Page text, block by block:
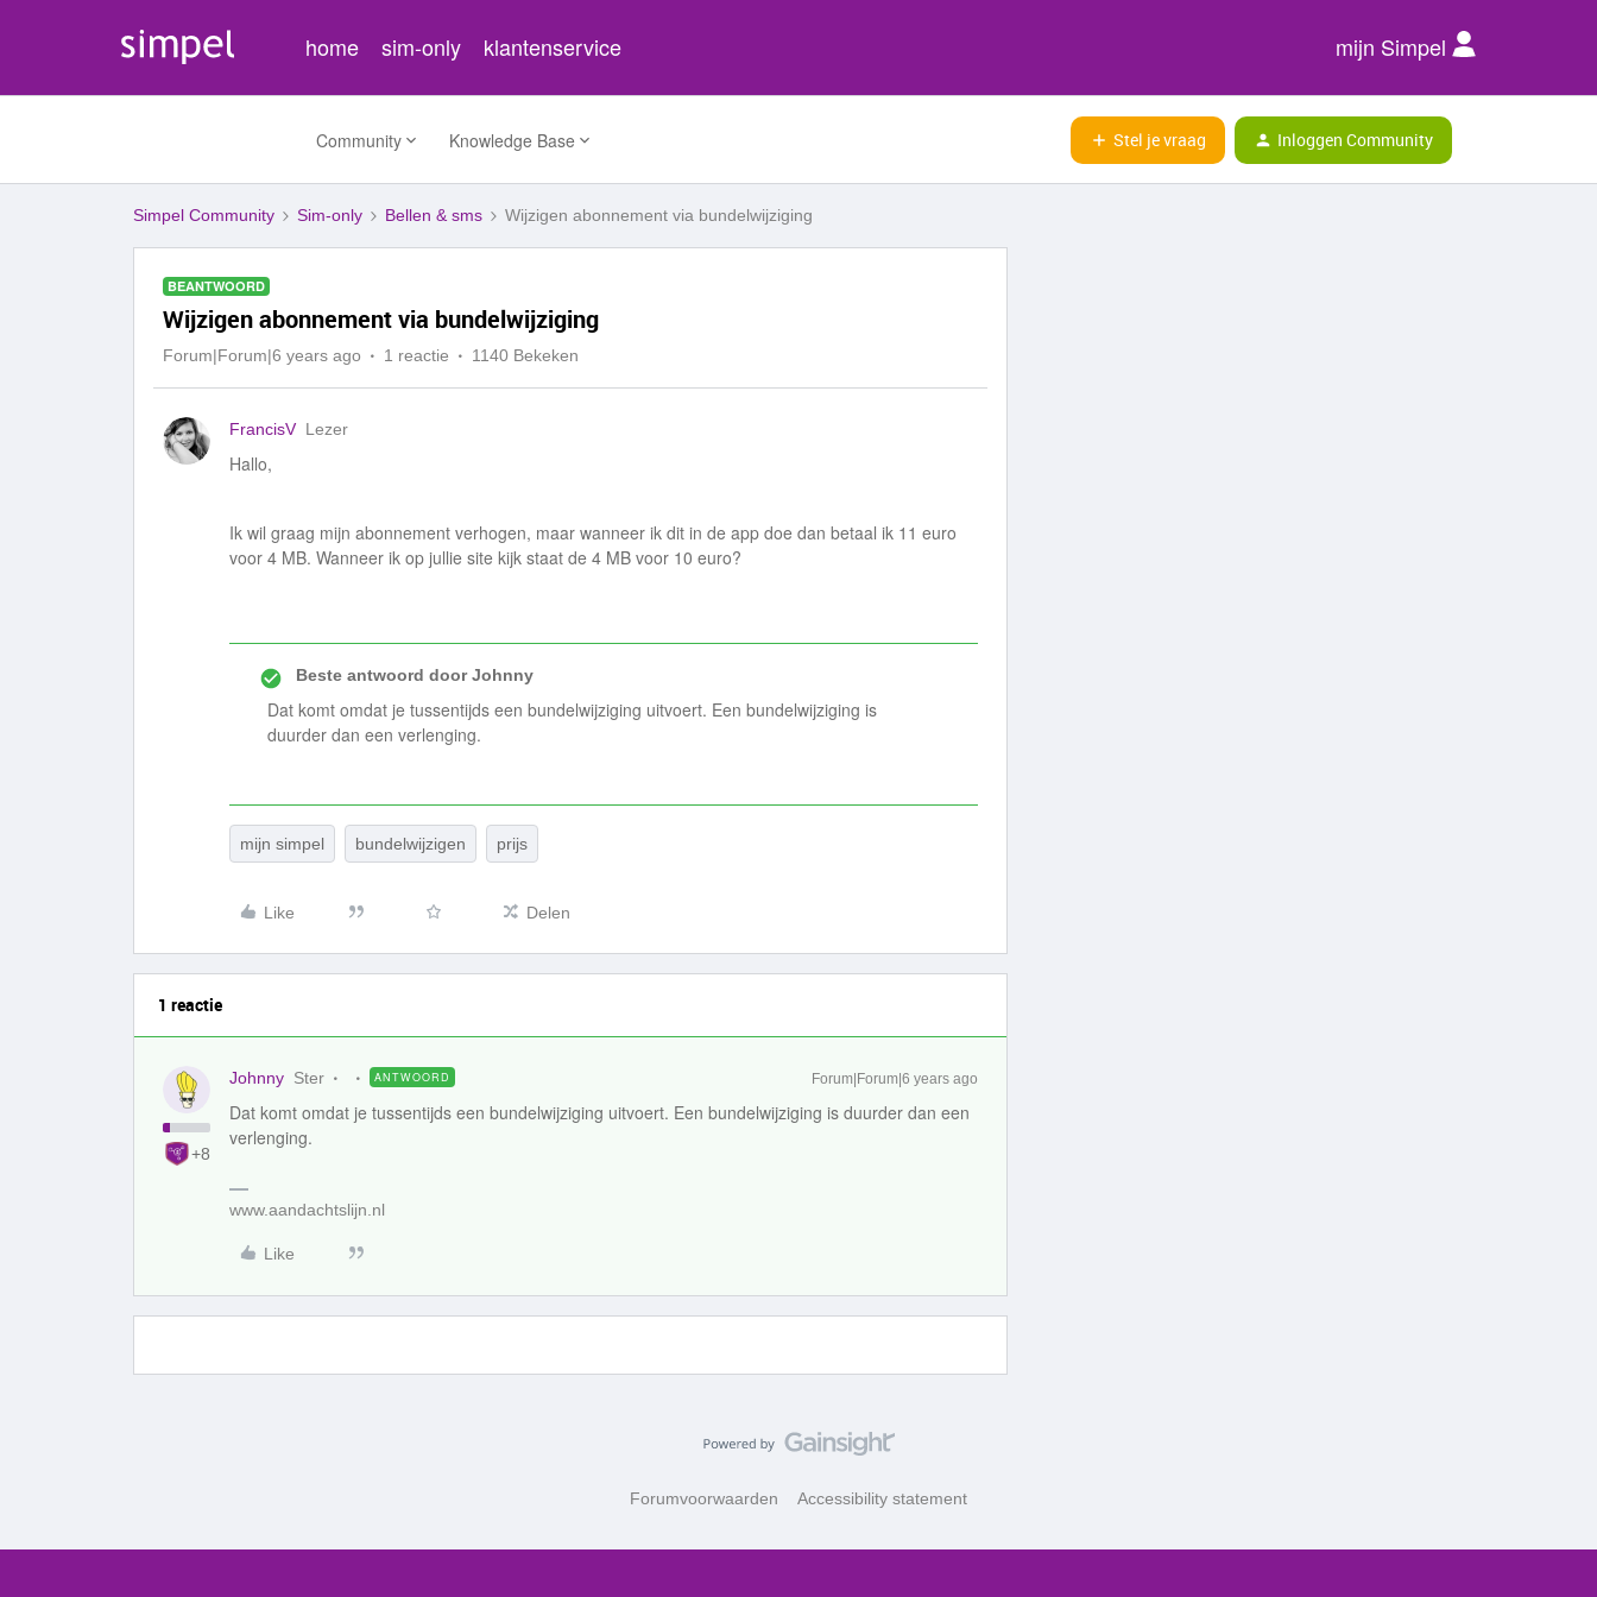
home sim-only klantenservice mijn Simpel
Community Knowledge Base Stel je vraag Inloggen Community
Simpel Community Sim-only Bellen & sms Wijzigen abonnement via bundelwijziging
BEANTWOORD
Wijzigen abonnement via bundelwijziging
Forum|Forum|6 years ago 1 reactie 1140 Bekeken
FrancisV Lezer
Hallo,
Ik wil graag mijn abonnement verhogen, maar wanneer ik dit in de app doe dan betaal ik 11 euro
voor 4 MB. Wanneer ik op jullie site kijk staat de 4 MB voor 10 euro?
Beste antwoord doorJohnny
Dat komt omdat je tussentijds een bundelwijziging uitvoert. Een bundelwijziging is
duurder dan een verlenging.
mijn simpel bundelwijzigen prijs
Like Delen
1 reactie
+8
Johnny Ster ANTWOORD Forum|Forum|6 years ago
Dat komt omdat je tussentijds een bundelwijziging uitvoert. Een bundelwijziging is duurder dan een
verlenging.
www.aandachtslijn.nl
Like
Forumvoorwaarden Accessibility statement